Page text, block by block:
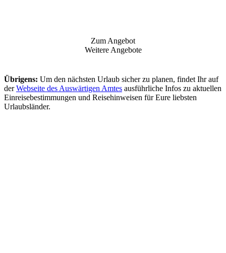
Zum Angebot
Weitere Angebote
Übrigens: Um den nächsten Urlaub sicher zu planen, findet Ihr auf
derWebseite des Auswärtigen Amtes ausführliche Infos zu aktuellen
Einreisebestimmungen und Reisehinweisen für Eure liebsten
Urlaubsländer.